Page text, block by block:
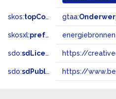
skos:topConceptOf gtaa:
skosxl:prefLabel energiebronnen
sdo:sdLicense
sdo:sdPublisher https://